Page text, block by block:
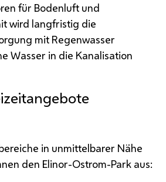
für Bodenluft und
wird langfristig die
mit Regenwasser
Wasser in die Kanalisation
in unmittelbarer Nähe
den Elinor-Ostrom-Park aus: